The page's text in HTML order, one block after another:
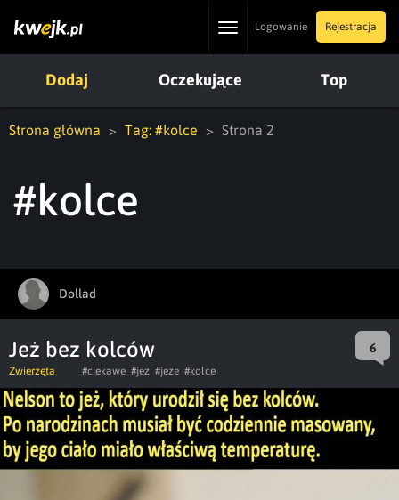
ToggleLogowanie Rejestracja
Dodaj Oczekujące Top
Strona główna Tag: #kolce Strona 2
#kolce
Dollad
Jeż bez kolców 6
Zwierzęta #ciekawe #jez #jeze #kolce